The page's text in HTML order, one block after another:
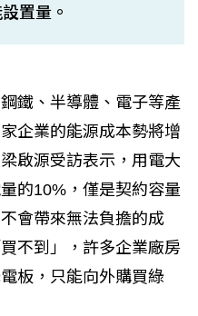
置量。
鐵、半導體、電子等產
企業的能源成本勢將增
啟源受訪表示，用電大
的10%，僅是契約容量
會帶來無法負擔的成
不到」，許多企業廠房
板，只能向外購買綠